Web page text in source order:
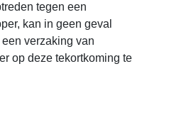
tegen een
kan in geen geval
verzaking van
op deze tekortkoming te